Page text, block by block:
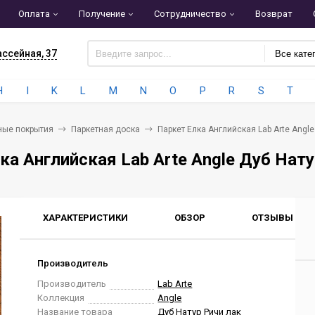
Оплата Получение Сотрудничество Возврат
37 Все
I K L M N O P R S T
покрытия Паркетная доска Паркет Елка Английская Lab Arte
Английская Lab Arte Angle Дуб
ХАРАКТЕРИСТИКИ ОБЗОР ОТЗЫВЫ
Производитель
Производитель
Lab Arte
Коллекция
Angle
Название товара
Дуб Натур Ричи лак